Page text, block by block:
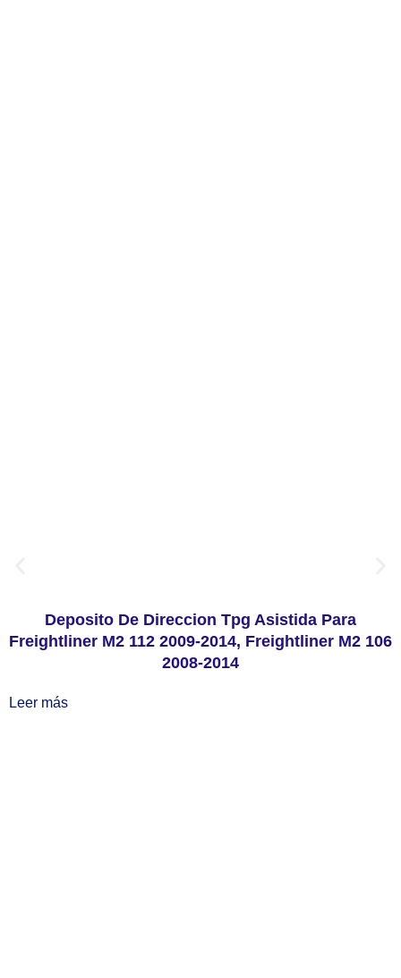
Deposito De Direccion Tpg Asistida Para
Freightliner M2 112 2009-2014, Freightliner M2 106
2008-2014
Leer más